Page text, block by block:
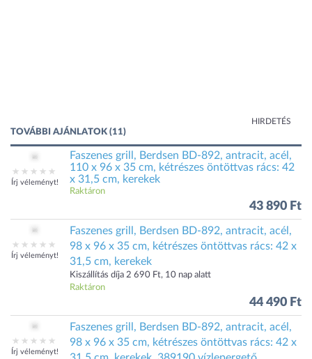
HIRDETÉS
TOVÁBBI AJÁNLATOK (11)
Írj véleményt!
Faszenes grill, Berdsen BD-892, antracit, acél,
110 x 96 x 35 cm, kétrészes öntöttvas rács: 42
x 31,5 cm, kerekek
Raktáron
43 890 Ft
Írj véleményt!
Faszenes grill, Berdsen BD-892, antracit, acél,
98 x 96 x 35 cm, kétrészes öntöttvas rács: 42 x
31,5 cm, kerekek
Kiszállítás díja 2 690 Ft, 10 nap alatt
Raktáron
44 490 Ft
Írj véleményt!
Faszenes grill, Berdsen BD-892, antracit, acél,
98 x 96 x 35 cm, kétrészes öntöttvas rács: 42 x